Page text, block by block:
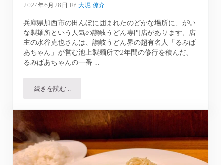
2024年6月28日 BY大堀 僚介
兵庫県加西市の田んぼに囲まれたのどかな場所に、がい
な製麺所という人気の讃岐うどん専門店があります。店
主の水谷克也さんは、讃岐うどん界の超有名人「るみば
あちゃん」が営む池上製麺所で2年間の修行を積んだ、
るみばあちゃんの一番 …
続きを読む…がいな製麺所加西店でバター釜たまうどん、どうだった？